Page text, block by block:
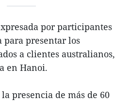
por participantes
para presentar los
a clientes australianos,
en Hanoi.
presencia de más de 60